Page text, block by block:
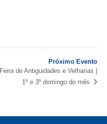
Próximo Evento
Feira de Antiguidades e Velharias |
1º e 3º domingo do mês